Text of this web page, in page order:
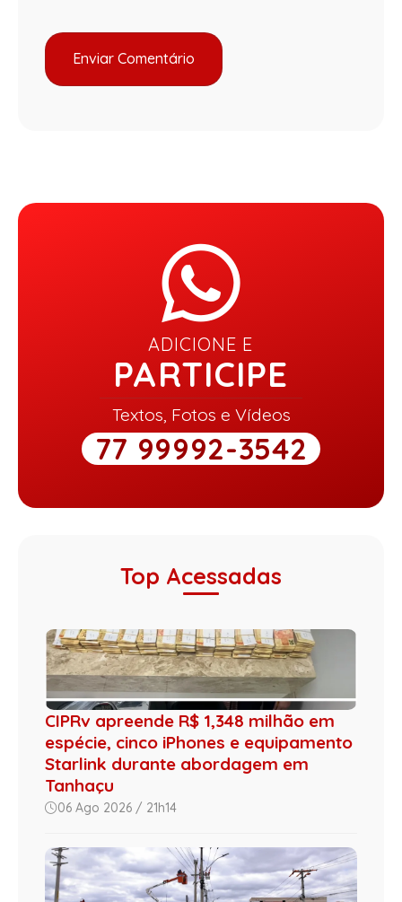
ADICIONE E
PARTICIPE
Textos, Fotos e Vídeos
77 99992-3542
Top Acessadas
CIPRv apreende R$ 1,348 milhão em
espécie, cinco iPhones e equipamento
Starlink durante abordagem em
Tanhaçu
06 Ago 2026 / 21h14